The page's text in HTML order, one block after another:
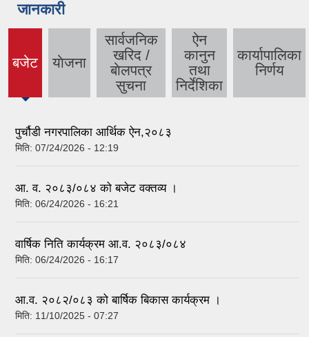
जानकारी
बजेट
(active
याेजना
सार्वजनिक
खरिद /
बाेलपत्र
सुचना
ऐन
कानुन
तथा
निर्देशिका
कार्यापालिका
निर्णय
पुर्चौडी नगरपालिका आर्थिक ऐन,२०८३
मिति: 07/24/2026 - 12:19
आ. व. २०८३/०८४ को बजेट वक्तव्य ।
मिति: 06/24/2026 - 16:21
वार्षिक निति कार्यक्रम आ.व. २०८३/०८४
मिति: 06/24/2026 - 16:17
आ.व. २०८२/०८३ को बार्षिक बिकास कार्यक्रम ।
मिति: 11/10/2025 - 07:27